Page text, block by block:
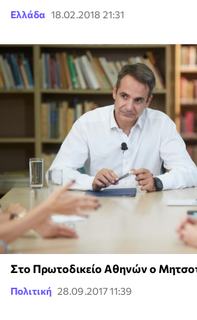
Ελλάδα 18.02.2018 21:31
Στο Πρωτοδικείο Αθηνών ο
Πολιτική 28.09.2017 11:39